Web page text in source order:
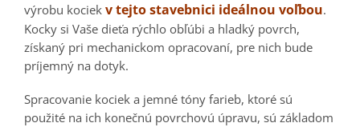
výrobu kociek v tejto stavebnici ideálnou voľbou.
Kocky si Vaše dieťa rýchlo obľúbi a hladký povrch,
získaný pri mechanickom opracovaní, pre nich bude
príjemný na dotyk.
Spracovanie kociek a jemné tóny farieb, ktoré sú
použité na ich konečnú povrchovú úpravu, sú základom